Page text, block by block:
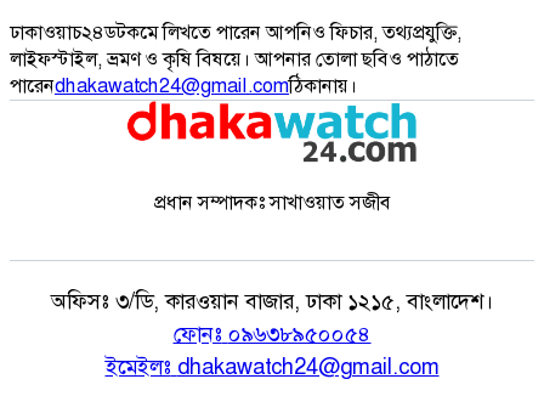
ঢাকাওয়াচ২৪ডটকমে লিখতে পারেন আপনিও ফিচার, তথ্যপ্রযুক্তি,
লাইফস্টাইল, ভ্রমণ ও কৃষি বিষয়ে। আপনার তোলা ছবিও পাঠাতে
পারেনdhakawatch24@gmail.comঠিকানায়।
প্রধান সম্পাদকঃ সাখাওয়াত সজীব
অফিসঃ ৩/ডি, কারওয়ান বাজার, ঢাকা ১২১৫, বাংলাদেশ।
ফোনঃ ০৯৬৩৮৯৫০০৫৪
ইমেইলঃ dhakawatch24@gmail.com